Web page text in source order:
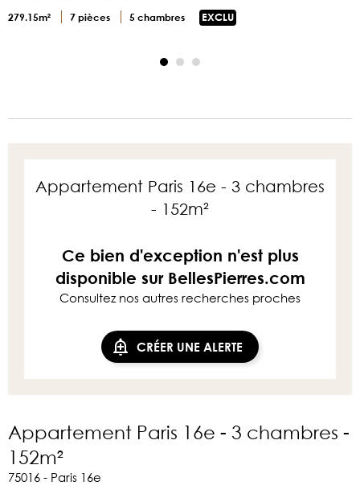
279.15m² 7 pièces 5 chambres EXCLU
Appartement Paris 16e - 3 chambres
- 152m²
Ce bien d'exception n'est plus
disponible sur BellesPierres.com
Consultez nos autres recherches proches
CRÉER UNE ALERTE
Appartement Paris 16e - 3 chambres -
152m²
75016 - Paris 16e